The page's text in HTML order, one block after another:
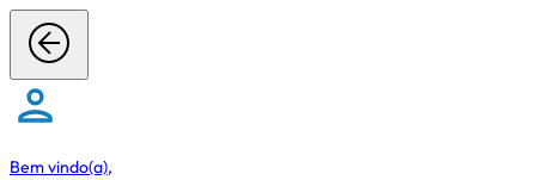
Bem vindo(a),